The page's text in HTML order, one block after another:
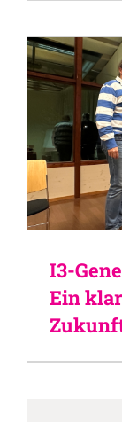
I3-
Ein